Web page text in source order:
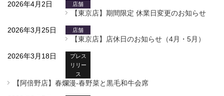
2026年4月2日 店舗
【東京店】期間限定 休業日変更のお知らせ
2026年3月25日 店舗
【東京店】店休日のお知らせ（4月・5月）
2026年3月18日
プレス
リリー
ス
【阿倍野店】春爛漫‐春野菜と黒毛和牛会席